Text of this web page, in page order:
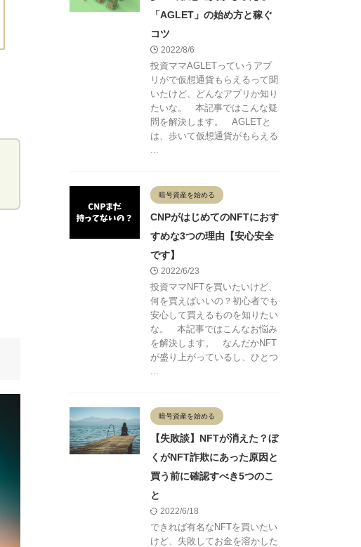
「AGLET」の始め方と稼ぐ
コツ
2022/8/6
投資ママAGLETっていうアプ
リがで仮想通貨もらえるって聞
いたけど、どんなアプリか知り
たいな。 本記事ではこんな疑
問を解決します。 AGLETと
は、歩いて仮想通貨がもらえる
...
暗号資産を始める
CNPがはじめてのNFTにおす
すめな3つの理由【安心安全
です】
2022/6/23
投資ママNFTを買いたいけど、
何を買えばいいの？初心者でも
安心して買えるものを知りたい
な。 本記事ではこんなお悩み
を解決します。 なんだかNFT
が盛り上がっているし、ひとつ
...
暗号資産を始める
【失敗談】NFTが消えた？ぼ
くがNFT詐欺にあった原因と
買う前に確認すべき5つのこ
と
2022/6/18
できれば有名なNFTを買いたい
けど、失敗してお金を溶かした